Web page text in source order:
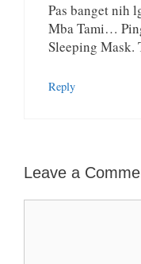
Pas banget nih
Mba Tami…
Sleeping Mask.
Reply
Leave a